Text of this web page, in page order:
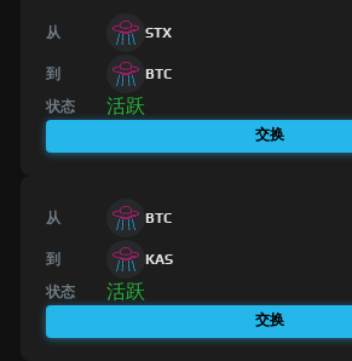
从 STX
到 BTC
状态 活跃
交换
从 BTC
到 KAS
状态 活跃
交换